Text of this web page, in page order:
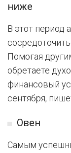
ниже
В этот период
Помогая
обретаете
финансовый
сентября,
Овен
Самым